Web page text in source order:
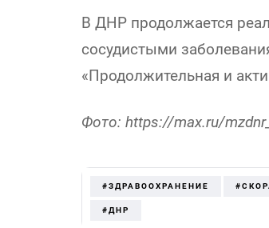
В ДНР продолжается
сосудистыми
«Продолжительная и
Фото: https://max.ru/
#ЗДРАВООХРАНЕНИЕ
#ДНР